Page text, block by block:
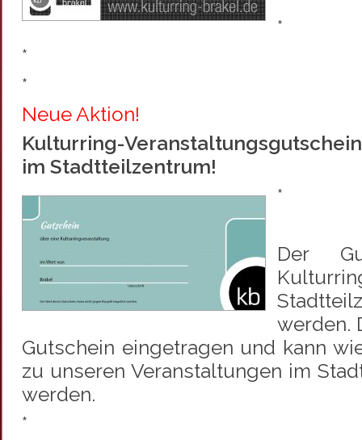
*
*
*
Neue Aktion!
Kulturring-
im Stadtteilzentrum!
*
Der
werden.
Gutschein eingetragen und kann
zu unseren Veranstaltungen im
werden.
*